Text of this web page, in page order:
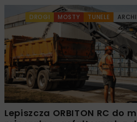
DROGI MOSTY TUNELE
Lepiszcza ORBITON RC do